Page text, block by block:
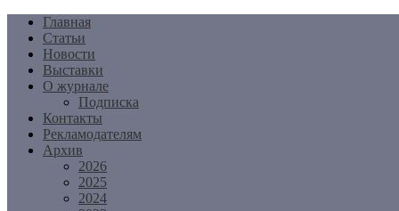
Перейти
содержимому
Главная
Статьи
Новости
Выставки
О журнале
Подписка
Контакты
Рекламодателям
Архив
2026
2025
2024